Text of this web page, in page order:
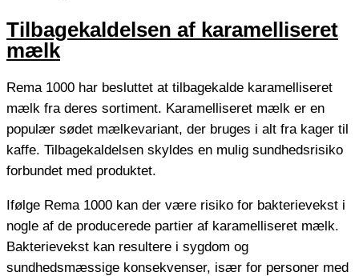
Tilbagekaldelsen af karamelliseret
mælk
Rema 1000 har besluttet at tilbagekalde karamelliseret
mælk fra deres sortiment. Karamelliseret mælk er en
populær sødet mælkevariant, der bruges i alt fra kager til
kaffe. Tilbagekaldelsen skyldes en mulig sundhedsrisiko
forbundet med produktet.
Ifølge Rema 1000 kan der være risiko for bakterievekst i
nogle af de producerede partier af karamelliseret mælk.
Bakterievekst kan resultere i sygdom og
sundhedsmæssige konsekvenser, især for personer med